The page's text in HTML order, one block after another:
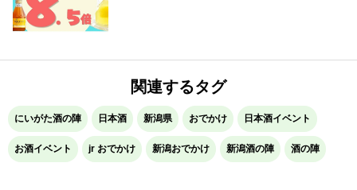
関連するタグ
にいがた酒の陣 日本酒 新潟県 おでかけ 日本酒イベント
お酒イベント jr おでかけ 新潟おでかけ 新潟酒の陣 酒の陣